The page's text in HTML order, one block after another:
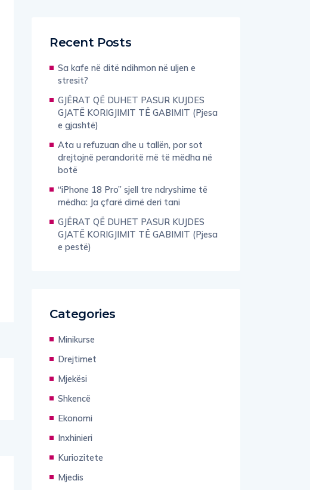
Recent Posts
Sa kafe në ditë ndihmon në uljen e
stresit?
GJËRAT QË DUHET PASUR KUJDES
GJATË KORIGJIMIT TË GABIMIT (Pjesa
e gjashtë)
Ata u refuzuan dhe u tallën, por sot
drejtojnë perandoritë më të mëdha në
botë
“iPhone 18 Pro” sjell tre ndryshime të
mëdha: Ja çfarë dimë deri tani
GJËRAT QË DUHET PASUR KUJDES
GJATË KORIGJIMIT TË GABIMIT (Pjesa
e pestë)
Categories
Minikurse
Drejtimet
Mjekësi
Shkencë
Ekonomi
Inxhinieri
Kuriozitete
Mjedis